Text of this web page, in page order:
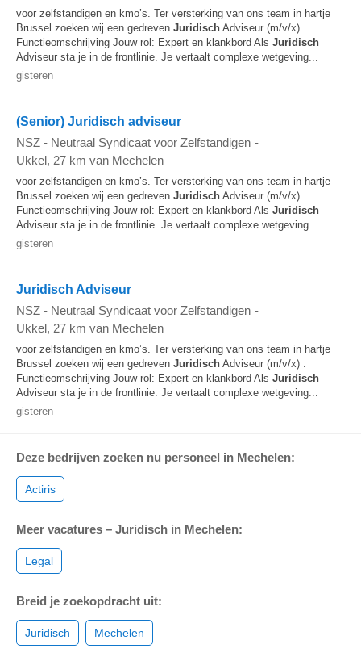
voor zelfstandigen en kmo’s. Ter versterking van ons team in hartje
Brussel zoeken wij een gedreven Juridisch Adviseur (m/v/x) .
Functieomschrijving Jouw rol: Expert en klankbord Als Juridisch
Adviseur sta je in de frontlinie. Je vertaalt complexe wetgeving...
gisteren
(Senior) Juridisch adviseur
NSZ - Neutraal Syndicaat voor Zelfstandigen -
Ukkel, 27 km van Mechelen
voor zelfstandigen en kmo’s. Ter versterking van ons team in hartje
Brussel zoeken wij een gedreven Juridisch Adviseur (m/v/x) .
Functieomschrijving Jouw rol: Expert en klankbord Als Juridisch
Adviseur sta je in de frontlinie. Je vertaalt complexe wetgeving...
gisteren
Juridisch Adviseur
NSZ - Neutraal Syndicaat voor Zelfstandigen -
Ukkel, 27 km van Mechelen
voor zelfstandigen en kmo’s. Ter versterking van ons team in hartje
Brussel zoeken wij een gedreven Juridisch Adviseur (m/v/x) .
Functieomschrijving Jouw rol: Expert en klankbord Als Juridisch
Adviseur sta je in de frontlinie. Je vertaalt complexe wetgeving...
gisteren
Deze bedrijven zoeken nu personeel in Mechelen:
Actiris
Meer vacatures – Juridisch in Mechelen:
Legal
Breid je zoekopdracht uit:
Juridisch Mechelen